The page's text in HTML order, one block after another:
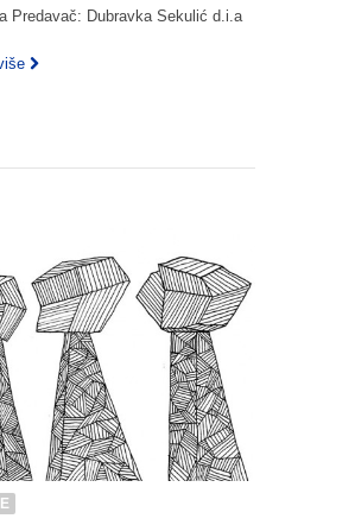
Predavač: Dubravka Sekulić d.i.a